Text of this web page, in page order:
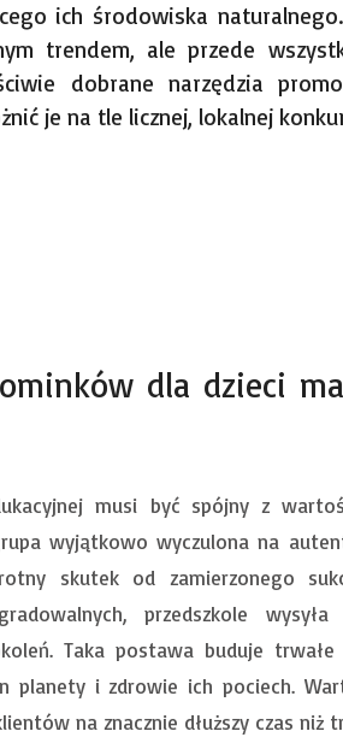
ich środowiska
trendem, ale przede
dobrane narzędzia
je na tle licznej, lokalnej
dla dzieci
musi być spójny z
wyjątkowo wyczulona na
skutek od zamierzonego
przedszkole
Taka postawa buduje
planety i zdrowie ich pociech.
na znacznie dłuższy czas niż